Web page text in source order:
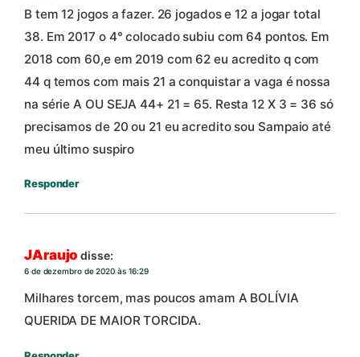
B tem 12 jogos a fazer. 26 jogados e 12 a jogar total
38. Em 2017 o 4° colocado subiu com 64 pontos. Em
2018 com 60,e em 2019 com 62 eu acredito q com
44 q temos com mais 21 a conquistar a vaga é nossa
na série A OU SEJA 44+ 21 = 65. Resta 12 X 3 = 36 só
precisamos de 20 ou 21 eu acredito sou Sampaio até
meu último suspiro
Responder
JAraujo disse:
6 de dezembro de 2020 às 16:29
Milhares torcem, mas poucos amam A BOLÍVIA
QUERIDA DE MAIOR TORCIDA.